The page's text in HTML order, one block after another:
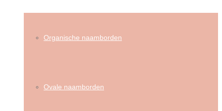
Organische naamborden
Ovale naamborden